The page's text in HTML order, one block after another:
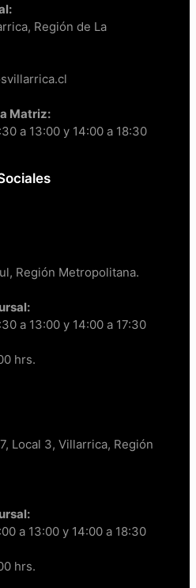
Región de La
Matriz:
a 13:00 y 14:00 a 18:30
Región Metropolitana.
a 13:00 y 14:00 a 17:30
hrs.
Local 3, Villarrica, Región
a 13:00 y 14:00 a 18:30
hrs.